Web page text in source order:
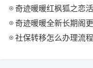
奇迹暖暖红枫狐之恋
奇迹暖暖全新长期阁
社保转移怎么办理流程